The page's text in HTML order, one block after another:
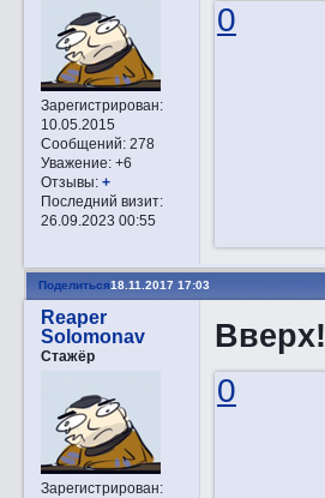
Зарегистрирован:
10.05.2015
Сообщений:278
Уважение: +6
Отзывы: +
Последний визит:
26.09.2023 00:55
0
Поделиться18.11.2017 17:03
Reaper
Solomonav
Стажёр
Зарегистрирован:
Вверх!
0